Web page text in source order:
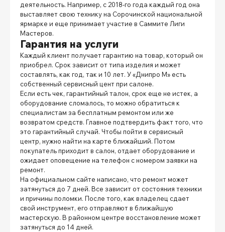
деятельность. Например, с 2018-го года каждый год она
выставляет свою технику на Сорочинской национальной
ярмарке и еще принимает участие в Саммите Лиги
Мастеров.
Гарантия на услуги
Каждый клиент получает гарантию на товар, который он
приобрел. Срок зависит от типа изделия и может
составлять, как год, так и 10 лет. У «Днипро М» есть
собственный сервисный цент при салоне.
Если есть чек, гарантийный талон, срок еще не истек, а
оборудование сломалось, то можно обратиться к
специалистам за бесплатным ремонтом или же
возвратом средств. Главное подтвердить факт того, что
это гарантийный случай. Чтобы пойти в сервисный
центр, нужно найти на карте ближайший. Потом
покупатель приходит в салон, отдает оборудование и
ожидает оповещение на телефон с номером заявки на
ремонт.
На официальном сайте написано, что ремонт может
затянуться до 7 дней. Все зависит от состояния техники
и причины поломки. После того, как владелец сдает
свой инструмент, его отправляют в ближайшую
мастерскую. В районном центре восстановление может
затянуться до 14 дней.